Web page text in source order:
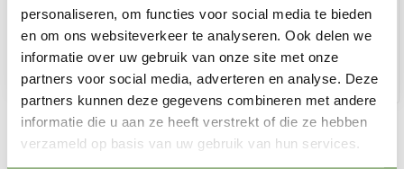
personaliseren, om functies voor social media te bieden
en om ons websiteverkeer te analyseren. Ook delen we
informatie over uw gebruik van onze site met onze
partners voor social media, adverteren en analyse. Deze
partners kunnen deze gegevens combineren met andere
informatie die u aan ze heeft verstrekt of die ze hebben
verzameld op basis van uw gebruik van hun services.
€3,60
Op voorraad